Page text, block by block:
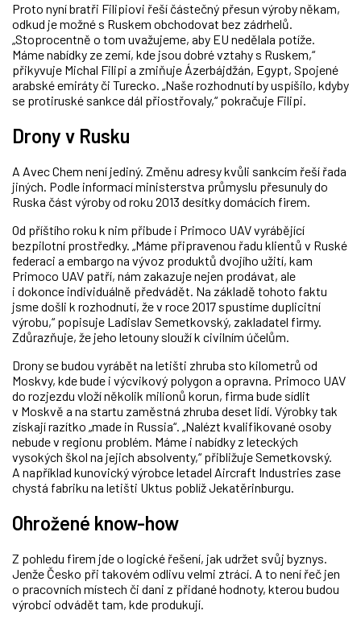
Proto nyní bratři Filipiovi řeší částečný přesun výroby někam,
odkud je možné s Ruskem obchodovat bez zádrhelů.
„Stoprocentně o tom uvažujeme, aby EU nedělala potíže.
Máme nabídky ze zemí, kde jsou dobré vztahy s Ruskem,“
přikyvuje Michal Filipi a zmiňuje Ázerbájdžán, Egypt, Spojené
arabské emiráty či Turecko. „Naše rozhodnutí by uspíšilo, kdyby
se protiruské sankce dál přiostřovaly,“ pokračuje Filipi.
Drony v Rusku
A Avec Chem není jediný. Změnu adresy kvůli sankcím řeší řada
jiných. Podle informací ministerstva průmyslu přesunuly do
Ruska část výroby od roku 2013 desítky domácích firem.
Od příštího roku k nim přibude i Primoco UAV vyrábějící
bezpilotní prostředky. „Máme připravenou řadu klientů v Ruské
federaci a embargo na vývoz produktů dvojího užití, kam
Primoco UAV patří, nám zakazuje nejen prodávat, ale
i dokonce individuálně předvádět. Na základě tohoto faktu
jsme došli k rozhodnutí, že v roce 2017 spustíme duplicitní
výrobu,“ popisuje Ladislav Semetkovský, zakladatel firmy.
Zdůrazňuje, že jeho letouny slouží k civilním účelům.
Drony se budou vyrábět na letišti zhruba sto kilometrů od
Moskvy, kde bude i výcvikový polygon a opravna. Primoco UAV
do rozjezdu vloží několik milionů korun, firma bude sídlit
v Moskvě a na startu zaměstná zhruba deset lidí. Výrobky tak
získají razítko „made in Russia“. „Nalézt kvalifikované osoby
nebude v regionu problém. Máme i nabídky z leteckých
vysokých škol na jejich absolventy,“ přibližuje Semetkovský.
A například kunovický výrobce letadel Aircraft Industries zase
chystá fabriku na letišti Uktus poblíž Jekatěrinburgu.
Ohrožené know-how
Z pohledu firem jde o logické řešení, jak udržet svůj byznys.
Jenže Česko při takovém odlivu velmi ztrácí. A to není řeč jen
o pracovních místech či dani z přidané hodnoty, kterou budou
výrobci odvádět tam, kde produkují.